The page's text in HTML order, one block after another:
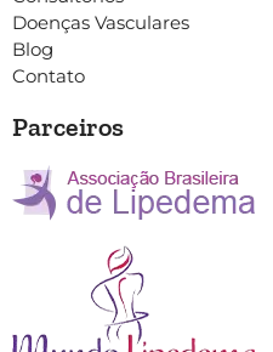
Doenças Vasculares
Blog
Contato
Parceiros